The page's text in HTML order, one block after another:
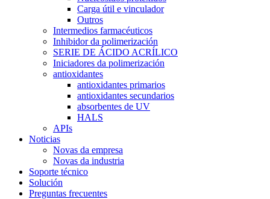
Carga útil e vinculador
Outros
Intermedios farmacéuticos
Inhibidor da polimerización
SERIE DE ÁCIDO ACRÍLICO
Iniciadores da polimerización
antioxidantes
antioxidantes primarios
antioxidantes secundarios
absorbentes de UV
HALS
APIs
Noticias
Novas da empresa
Novas da industria
Soporte técnico
Solución
Preguntas frecuentes